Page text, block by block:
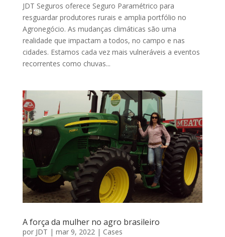
JDT Seguros oferece Seguro Paramétrico para
resguardar produtores rurais e amplia portfólio no
Agronegócio. As mudanças climáticas são uma
realidade que impactam a todos, no campo e nas
cidades. Estamos cada vez mais vulneráveis a eventos
recorrentes como chuvas...
A força da mulher no agro brasileiro
por JDT | mar 9, 2022| Cases